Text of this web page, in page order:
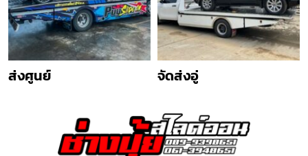
ส่งศูนย์ จัดส่งอู่